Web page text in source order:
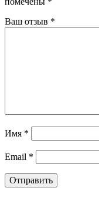
Ваш отзыв *
Имя *
Email *